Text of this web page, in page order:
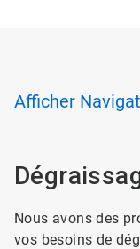
Afficher
Nous avons des
vos besoins de